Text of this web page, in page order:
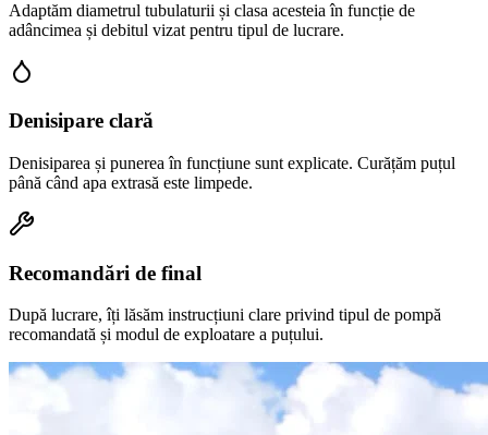
Adaptăm diametrul tubulaturii și clasa acesteia în funcție de
adâncimea și debitul vizat pentru tipul de lucrare.
Denisipare clară
Denisiparea și punerea în funcțiune sunt explicate. Curățăm puțul
până când apa extrasă este limpede.
Recomandări de final
După lucrare, îți lăsăm instrucțiuni clare privind tipul de pompă
recomandată și modul de exploatare a puțului.